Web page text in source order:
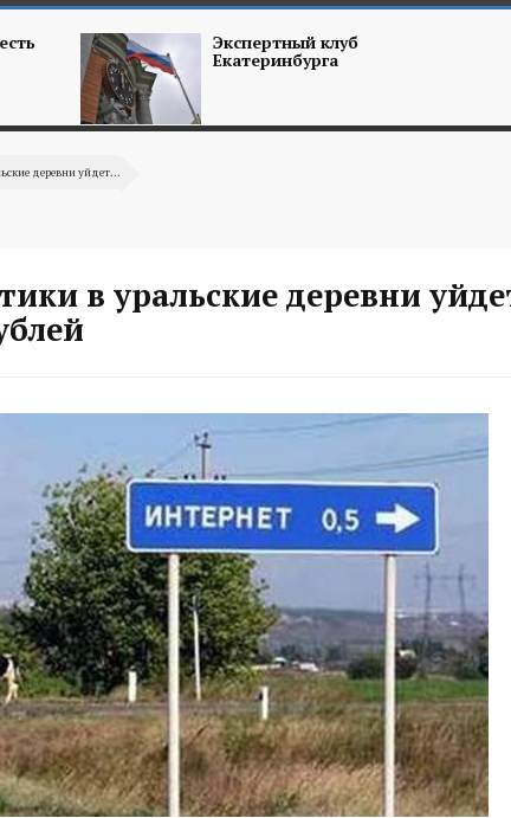
Экспертный клуб
Екатеринбурга
деревни уйдет...
в уральские деревни